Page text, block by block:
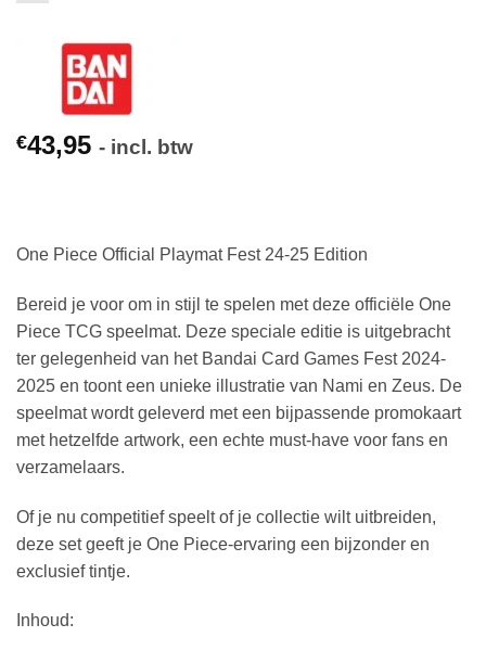
€43,95 - incl. btw
One Piece Official Playmat Fest 24-25 Edition
Bereid je voor om in stijl te spelen met deze officiële One
Piece TCG speelmat. Deze speciale editie is uitgebracht
ter gelegenheid van het Bandai Card Games Fest 2024-
2025 en toont een unieke illustratie van Nami en Zeus. De
speelmat wordt geleverd met een bijpassende promokaart
met hetzelfde artwork, een echte must-have voor fans en
verzamelaars.
Of je nu competitief speelt of je collectie wilt uitbreiden,
deze set geeft je One Piece-ervaring een bijzonder en
exclusief tintje.
Inhoud: